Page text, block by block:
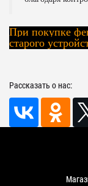
При покупке
старого
Рассказать о нас: